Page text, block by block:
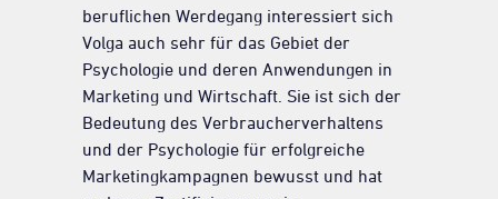
beruflichen Werdegang interessiert sich
Volga auch sehr für das Gebiet der
Psychologie und deren Anwendungen in
Marketing und Wirtschaft. Sie ist sich der
Bedeutung des Verbraucherverhaltens
und der Psychologie für erfolgreiche
Marketingkampagnen bewusst und hat